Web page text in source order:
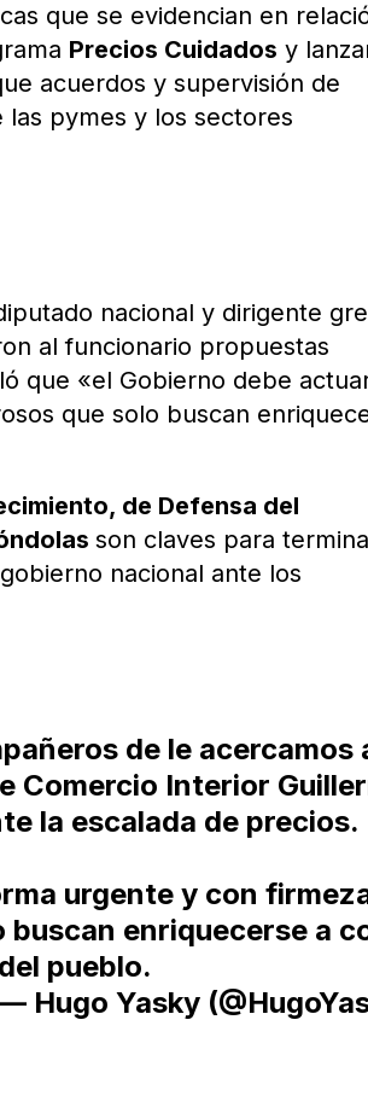
que se evidencian en
Precios Cuidados y
acuerdos y supervisión de
las pymes y los sectores
nacional y dirigente
al funcionario propuestas
que «el Gobierno debe
que solo buscan
de Defensa del
son claves para
nacional ante los
de le acercamos
Comercio Interior
la escalada de precios.
urgente y con
enriquecerse a
del pueblo.
Hugo Yasky